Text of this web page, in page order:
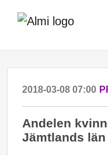
2018-03-08 07:00
Andelen
Jämtlands